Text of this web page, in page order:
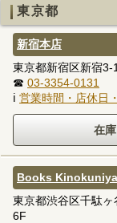
東京都
新宿本店
東京都新宿区新宿3-
☎ 03-3354-0131
ℹ 営業時間・店休日
Books
東京都渋谷区千駄
6F